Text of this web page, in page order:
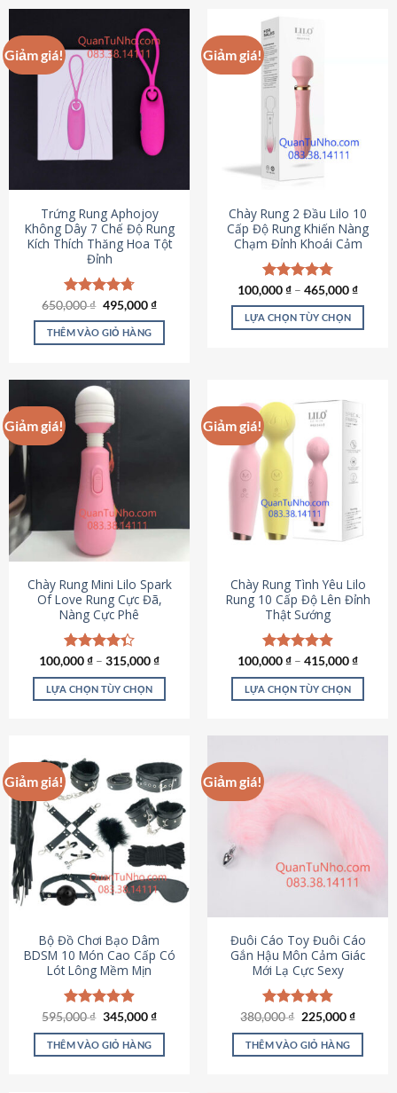
Giảm giá!
Trứng Rung Aphojoy
Không Dây 7 Chế Độ Rung
Kích Thích Thăng Hoa Tột
Đỉnh
Được xếp
hạng4.72
5 sao
650,000₫ Giá
là:
650,000 ₫.
495,000₫Giá
tại
495,000 ₫.
THÊM VÀO GIỎ HÀNG
Giảm giá!
Chày Rung 2 Đầu Lilo 10
Cấp Độ Rung Khiến Nàng
Chạm Đỉnh Khoái Cảm
Được xếp
hạng4.80
5 sao
100,000₫ – 465,000₫
LỰA CHỌN TÙY CHỌN
nhiều
biến
thể.
Các
chọn
thể
chọn
trên
trang
sản
phẩm
Giảm giá!
Chày Rung Mini Lilo Spark
Of Love Rung Cực Đã,
Nàng Cực Phê
Được xếp
hạng4.33
5 sao
100,000₫ – 315,000₫
LỰA CHỌN TÙY CHỌN
có
nhiều
biến
thể.
Các
tùy
chọn
có
chọn
trên
trang
sản
phẩm
Giảm giá!
Chày Rung Tình Yêu Lilo
Rung 10 Cấp Độ Lên Đỉnh
Thật Sướng
Được xếp
hạng4.94
5 sao
100,000₫ – 415,000₫
LỰA CHỌN TÙY CHỌN
biến
thể.
chọn
chọn
trên
trang
sản
phẩm
Giảm giá!
Bộ Đồ Chơi Bạo Dâm
BDSM 10 Món Cao Cấp Có
Lót Lông Mềm Mịn
Được xếp
hạng4.88
5 sao
595,000₫ Giá
là:
595,000 ₫.
345,000₫Giá
tại
THÊM VÀO GIỎ HÀNG
Giảm giá!
Đuôi Cáo Toy Đuôi Cáo
Gắn Hậu Môn Cảm Giác
Mới Lạ Cực Sexy
Được xếp
hạng4.88
5 sao
380,000₫ Giá
là:
380,000 ₫.
225,000₫Giá
tại
THÊM VÀO GIỎ HÀNG